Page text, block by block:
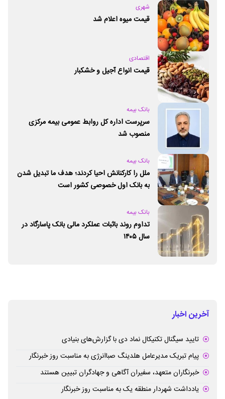
شهری
قیمت میوه اعلام شد
اقتصادی
قیمت انواع آجیل و خشکبار
بانک بیمه
سرپرست اداره کل روابط عمومی بیمه مرکزی
منصوب شد
بانک بیمه
ملل را کارکنانش احیا کردند؛ هدف ما تبدیل شدن
به بانک اول خصوصی کشور است
بانک بیمه
تداوم روند باثبات عملکرد مالی بانک پاسارگاد در
سال ۱۴۰۵
آخرین اخبار
تایید سیگنال تکنیکال نماد دی با گزارش‌های بنیادی
پیام تبریک مدیرعامل هلدینگ صباانرژی به مناسبت روز خبرنگار
خبرنگاران متعهد، سفیران آگاهی و جهادگران تبیین هستند
یادداشت شهردار منطقه یک به مناسبت روز خبرنگار